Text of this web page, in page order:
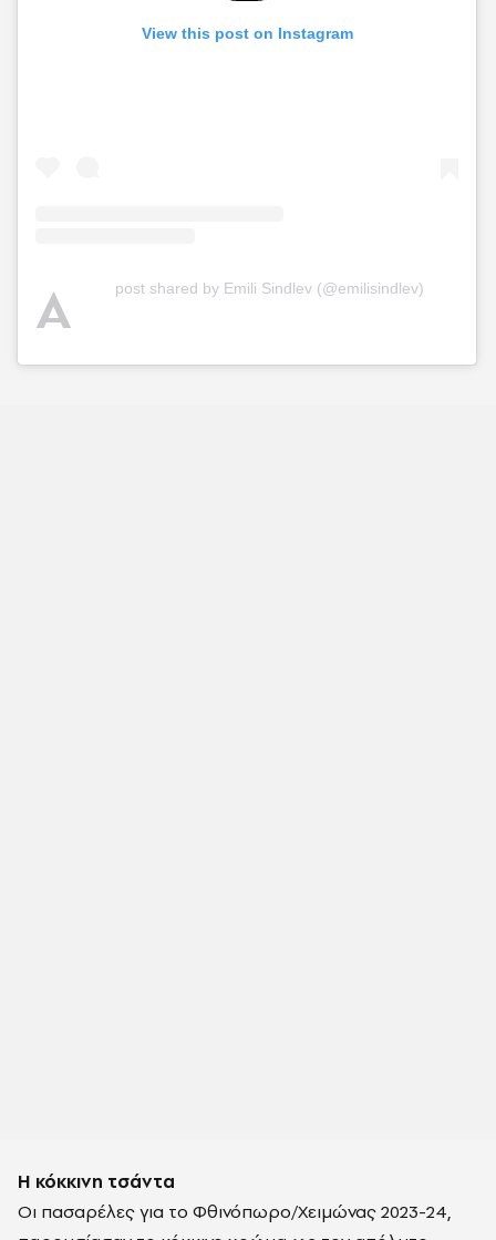
View this post on Instagram
A post shared by Emili Sindlev (@emilisindlev)
Η κόκκινη τσάντα
Οι πασαρέλες για το Φθινόπωρο/Χειμώνας 2023-24,